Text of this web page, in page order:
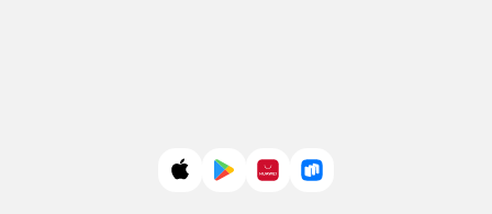
App StoreGoogle Play
AppGallery
RuStore